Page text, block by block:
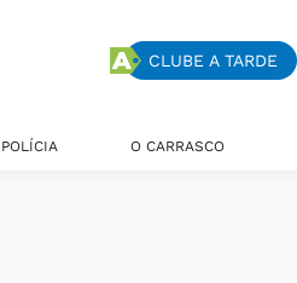
CLUBE A TARDE
POLÍCIA O CARRASCO